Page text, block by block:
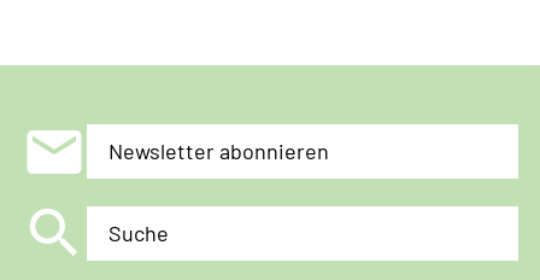
mail Newsletter abonnieren
search Suche